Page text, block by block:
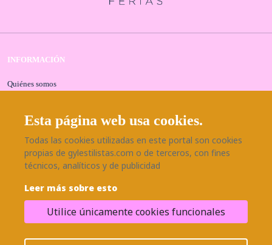
INFORMACIÓN
Quiénes somos
Política de privacidad
Política de cookies
Seguridad y protección a compradores
SÍGUENOS EN NUESTRAS REDES
Esta página web usa cookies.
Todas las cookies utilizadas en este portal son cookies
propias de gylestilistas.com o de terceros, con fines
técnicos, analíticos y de publicidad
Leer más sobre esto
Utilice únicamente cookies funcionales